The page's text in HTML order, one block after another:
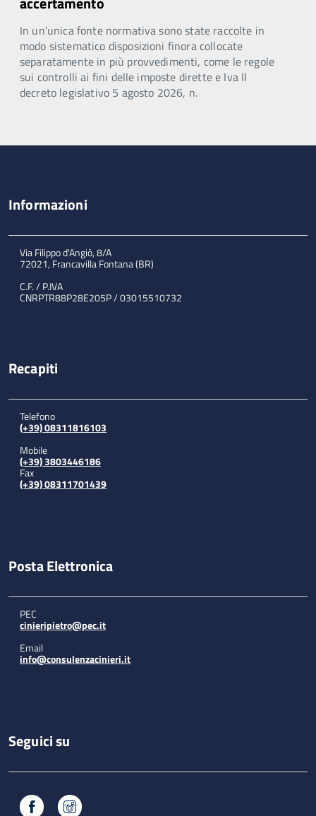
In un’unica fonte normativa sono state raccolte in
modo sistematico disposizioni finora collocate
separatamente in più provvedimenti, come le regole
sui controlli ai fini delle imposte dirette e Iva Il
decreto legislativo 5 agosto 2026, n.
Informazioni
Via Filippo d'Angiò, 8/A
72021, Francavilla Fontana (BR)
C.F. / P.IVA
CNRPTR88P28E205P / 03015510732
Recapiti
Telefono
(+39) 08311816103
Mobile
(+39) 3803446186
Fax
(+39) 08311701439
Posta Elettronica
PEC
cinieripietro@pec.it
Email
info@consulenzacinieri.it
Seguici su
Facebook